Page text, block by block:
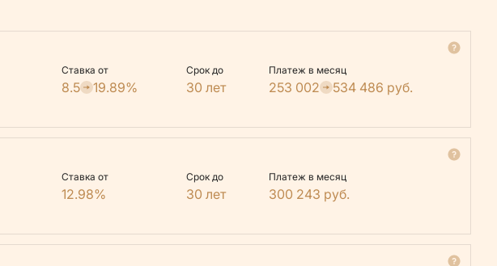
Ставка от
8.5 19.89%
Срок до
30 лет
Платеж в месяц
253 002 534 486 руб.
Ставка от
12.98%
Срок до
30 лет
Платеж в месяц
300 243 руб.